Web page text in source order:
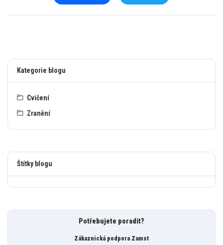
Kategorie blogu
Cvičení
Zranění
Štítky blogu
Potřebujete poradit?
Zákaznická podpora Zamst